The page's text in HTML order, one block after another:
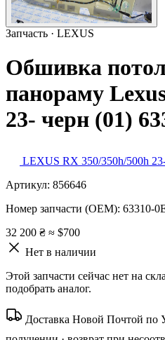
Запчасть · LEXUS
Обшивка
панораму
23- черн (01)
LEXUS RX 350/350h/500h
Артикул: 856646
Номер запчасти (OEM): 63310-
32 200 ₴ ≈ $700
Нет в наличии
Этой запчасти сейчас нет на
подобрать аналог.
Доставка Новой Почтой по